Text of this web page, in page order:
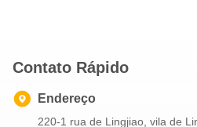
Contato Rápido
Endereço
220-1 rua de Lingjiao, vila de